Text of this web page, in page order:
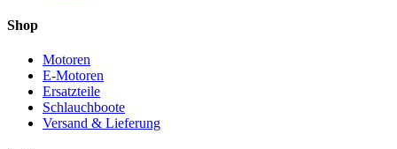
Shop
Motoren
E-Motoren
Ersatzteile
Schlauchboote
Versand & Lieferung